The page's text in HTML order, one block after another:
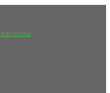
Barcelona